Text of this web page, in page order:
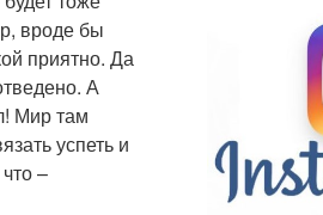
вроде бы
приятно. Да
А
Мир там
успеть и
–